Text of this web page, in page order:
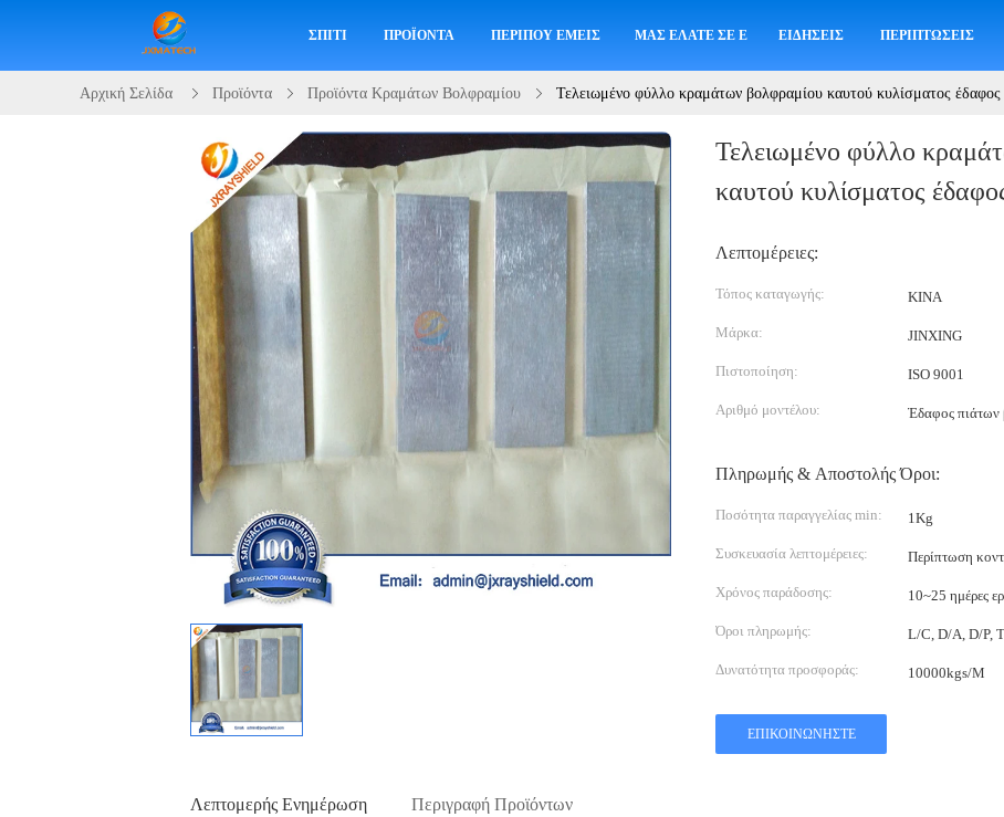
ΣΠΊΤΙ ΠΡΟΪΌΝΤΑ ΠΕΡΊΠΟΥ ΕΜΕΊΣ ΜΑΣ ΕΛΆΤΕ ΣΕ ΕΠΑΦΉ ΜΕΕΙΔΉΣΕΙΣ ΠΕΡΙΠΤΏΣΕΙΣ
Αρχική Σελίδα Προϊόντα Προϊόντα Κραμάτων Βολφραμίου Τελειωμένο φύλλο κραμάτων βολφραμίου καυτού κυλίσματος έδαφος
Τελειωμένο φύλλο
καυτού κυλίσματος
Λεπτομέρειες:
Τόπος καταγωγής: ΚΙΝΑ
Μάρκα: JINXING
Πιστοποίηση: ISO 9001
Αριθμό μοντέλου: Έδαφος πιάτων
Πληρωμής & Αποστολής Όροι:
Ποσότητα παραγγελίας min: 1Kg
Συσκευασία λεπτομέρειες: Περίπτωση
Χρόνος παράδοσης: 10~25 ημέρες
Όροι πληρωμής: L/C, D/A, D/P,
Δυνατότητα προσφοράς: 10000kgs/M
ΕΠΙΚΟΙΝΩΝΉΣΤΕ
Λεπτομερής Ενημέρωση Περιγραφή Προϊόντων